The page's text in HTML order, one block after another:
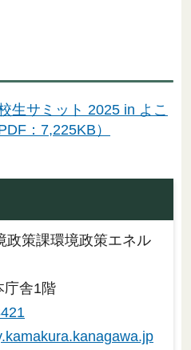
生サミット 2025 in よこ
：7,225KB）
政策課環境政策エネル
庁舎1階